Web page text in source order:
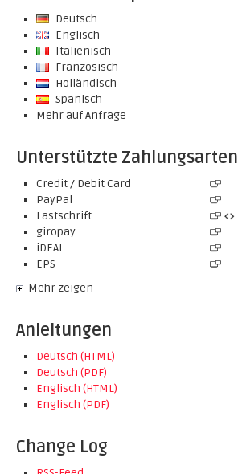
Deutsch
Englisch
Italienisch
Französisch
Holländisch
Spanisch
Mehr auf Anfrage
Unterstützte Zahlungsarten
Credit / Debit Card
PayPal
Lastschrift
giropay
iDEAL
EPS
Mehr zeigen
Anleitungen
Deutsch (HTML)
Deutsch (PDF)
Englisch (HTML)
Englisch (PDF)
Change Log